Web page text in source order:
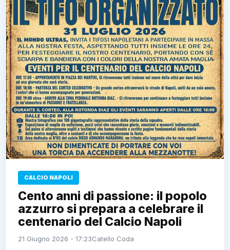
CALCIO NAPOLI
Cento anni di passione: il popolo
azzurro si prepara a celebrare il
centenario del Calcio Napoli
21 Giugno 2026 - 17:23Catello Coda